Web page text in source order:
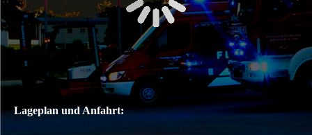
Lageplan und Anfahrt: